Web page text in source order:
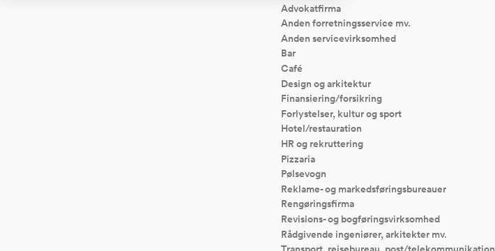
Advokatfirma
Anden forretningsservice mv.
Anden servicevirksomhed
Bar
Café
Design og arkitektur
Finansiering/forsikring
Forlystelser, kultur og sport
Hotel/restauration
HR og rekruttering
Pizzaria
Pølsevogn
Reklame- og markedsføringsbureauer
Rengøringsfirma
Revisions- og bogføringsvirksomhed
Rådgivende ingeniører, arkitekter mv.